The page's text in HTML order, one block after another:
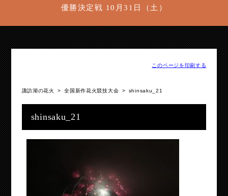
優勝決定戦 10月31日（土）
このページを印刷する
諏訪湖の花火 >全国新作花火競技大会 > shinsaku_21
shinsaku_21